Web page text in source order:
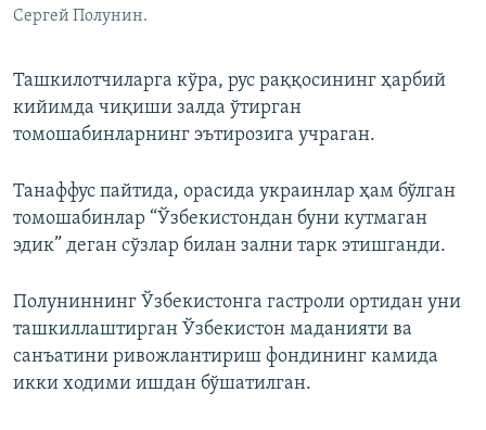
Сергей Полунин.
Ташкилотчиларга кўра, рус раққосининг ҳарбий
кийимда чиқиши залда ўтирган
томошабинларнинг эътирозига учраган.
Танаффус пайтида, орасида украинлар ҳам бўлган
томошабинлар “Ўзбекистондан буни кутмаган
эдик” деган сўзлар билан зални тарк этишганди.
Полуниннинг Ўзбекистонга гастроли ортидан уни
ташкиллаштирган Ўзбекистон маданияти ва
санъатини ривожлантириш фондининг камида
икки ходими ишдан бўшатилган.